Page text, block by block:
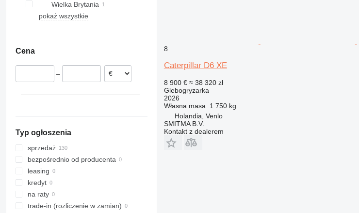
Wielka Brytania
pokaż wszystkie
Cena
–
Typ ogłoszenia
sprzedaż
bezpośrednio od producenta
leasing
kredyt
na raty
trade-in (rozliczenie w zamian)
8
Caterpillar D6 XE
8 900 € ≈ 38 320 zł
Glebogryzarka
2026
Własna masa
1 750 kg
Holandia, Venlo
SMITMA B.V.
Kontakt z dealerem